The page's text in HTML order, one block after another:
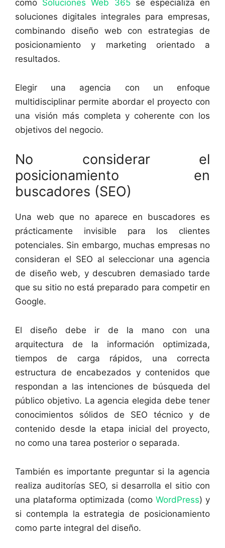
como Soluciones Web 365se especializa en
soluciones digitales integrales para empresas,
combinando diseño web con estrategias de
posicionamiento y marketing orientado a
resultados.
Elegir una agencia con un enfoque
multidisciplinar permite abordar el proyecto con
una visión más completa y coherente con los
objetivos del negocio.
No considerar el
posicionamiento en
buscadores (SEO)
Una web que no aparece en buscadores es
prácticamente invisible para los clientes
potenciales. Sin embargo, muchas empresas no
consideran el SEO al seleccionar una agencia
de diseño web, y descubren demasiado tarde
que su sitio no está preparado para competir en
Google.
El diseño debe ir de la mano con una
arquitectura de la información optimizada,
tiempos de carga rápidos, una correcta
estructura de encabezados y contenidos que
respondan a las intenciones de búsqueda del
público objetivo. La agencia elegida debe tener
conocimientos sólidos de SEO técnico y de
contenido desde la etapa inicial del proyecto,
no como una tarea posterior o separada.
También es importante preguntar si la agencia
realiza auditorías SEO, si desarrolla el sitio con
una plataforma optimizada (como WordPress) y
si contempla la estrategia de posicionamiento
como parte integral del diseño.